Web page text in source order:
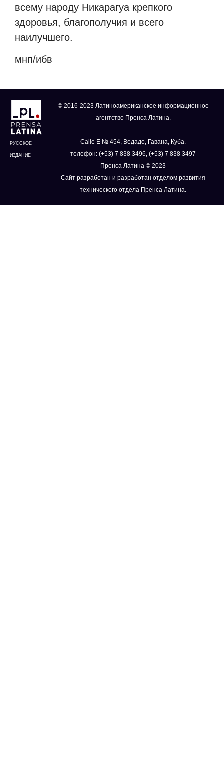
всему народу Никарагуа крепкого
здоровья, благополучия и всего
наилучшего.
мнп/ибв
РУССКОЕ
ИЗДАНИЕ
© 2016-2023 Латиноамериканское информационное
агентство Пренса Латина.
Calle E № 454, Ведадо, Гавана, Куба.
телефон: (+53) 7 838 3496, (+53) 7 838 3497
Пренса Латина © 2023
Сайт разработан и разработан отделом развития
технического отдела Пренса Латина.